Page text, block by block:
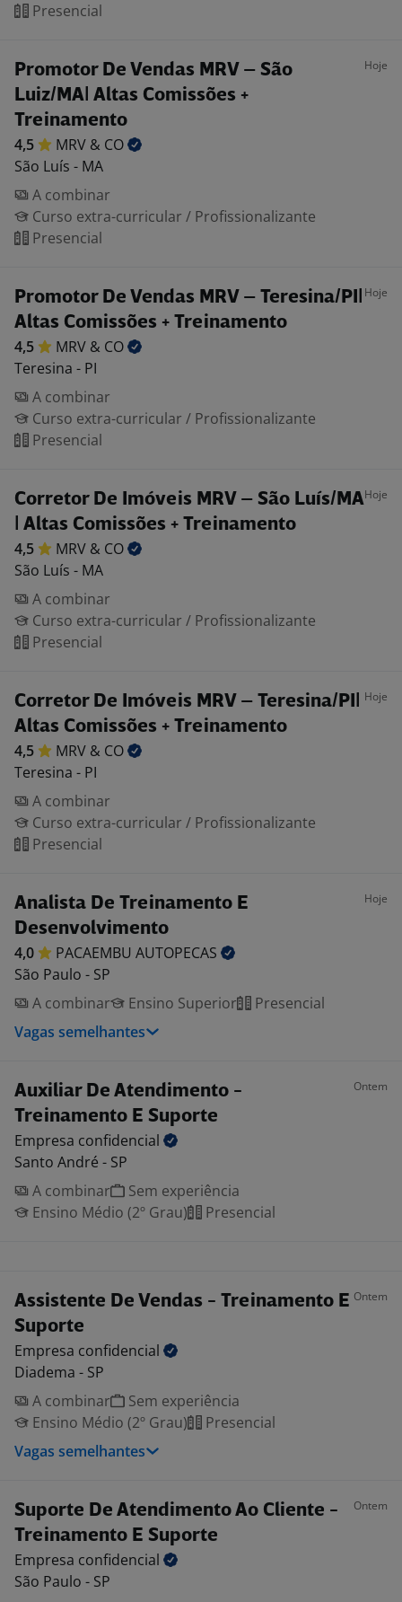
Presencial
Promotor De Vendas MRV – São
Luiz/MA| Altas Comissões +
Treinamento
Hoje
4,5 MRV & CO
São Luís - MA
A combinar
Curso extra-curricular / Profissionalizante
Presencial
Promotor De Vendas MRV – Teresina/PI|
Altas Comissões + Treinamento
Hoje
4,5 MRV & CO
Teresina - PI
A combinar
Curso extra-curricular / Profissionalizante
Presencial
Corretor De Imóveis MRV – São Luís/MA
| Altas Comissões + Treinamento
Hoje
4,5 MRV & CO
São Luís - MA
A combinar
Curso extra-curricular / Profissionalizante
Presencial
Corretor De Imóveis MRV – Teresina/PI|
Altas Comissões + Treinamento
Hoje
4,5 MRV & CO
Teresina - PI
A combinar
Curso extra-curricular / Profissionalizante
Presencial
Analista De Treinamento E
Desenvolvimento
Hoje
4,0 PACAEMBU AUTOPECAS
São Paulo - SP
A combinar
Ensino Superior
Presencial
Vagas semelhantes
Auxiliar De Atendimento -
Treinamento E Suporte
Ontem
Empresa confidencial
Santo André - SP
A combinar
Sem experiência
Ensino Médio (2º Grau)
Presencial
Assistente De Vendas - Treinamento E
Suporte
Ontem
Empresa confidencial
Diadema - SP
A combinar
Sem experiência
Ensino Médio (2º Grau)
Presencial
Vagas semelhantes
Suporte De Atendimento Ao Cliente -
Treinamento E Suporte
Ontem
Empresa confidencial
São Paulo - SP